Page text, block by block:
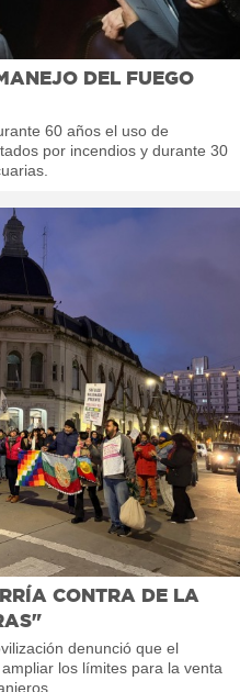
DEL FUEGO
60 años el uso de
por incendios y durante 30
CONTRA DE LA
denunció que el
los límites para la venta